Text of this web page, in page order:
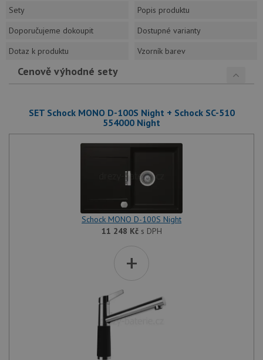
Sety
Popis produktu
Doporučujeme dokoupit
Dostupné varianty
Dotaz k produktu
Vzorník barev
Cenově výhodné sety
SET Schock MONO D-100S Night + Schock SC-510
554000 Night
Schock MONO D-100S Night
11 248 Kčs DPH
+